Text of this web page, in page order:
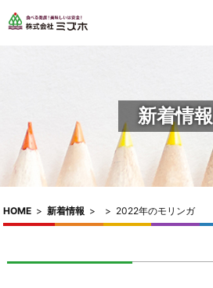
新着情報
HOME > 新着情報 > > 2022年のモリンガ